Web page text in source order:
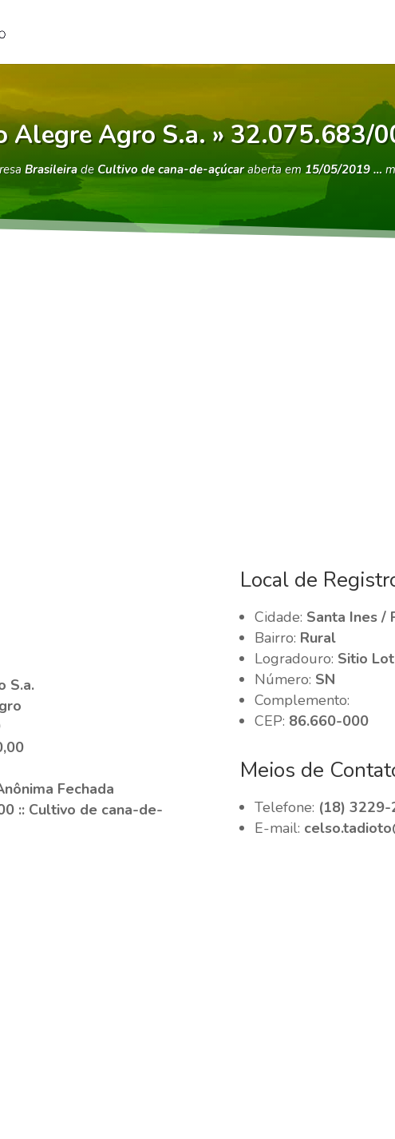
Alegre Agro S.a. » 32.075.683/
Brasileirade Cultivo de cana-de-açúcaraberta em15/05/2019 …
S.a.
Fechada
:: Cultivo de cana-de-
Local de
Cidade: Santa Ines /
Bairro: Rural
Logradouro: Sitio
Número: SN
Complemento:
CEP: 86.660-000
Meios de
Telefone: (18) 3229-
E-mail: